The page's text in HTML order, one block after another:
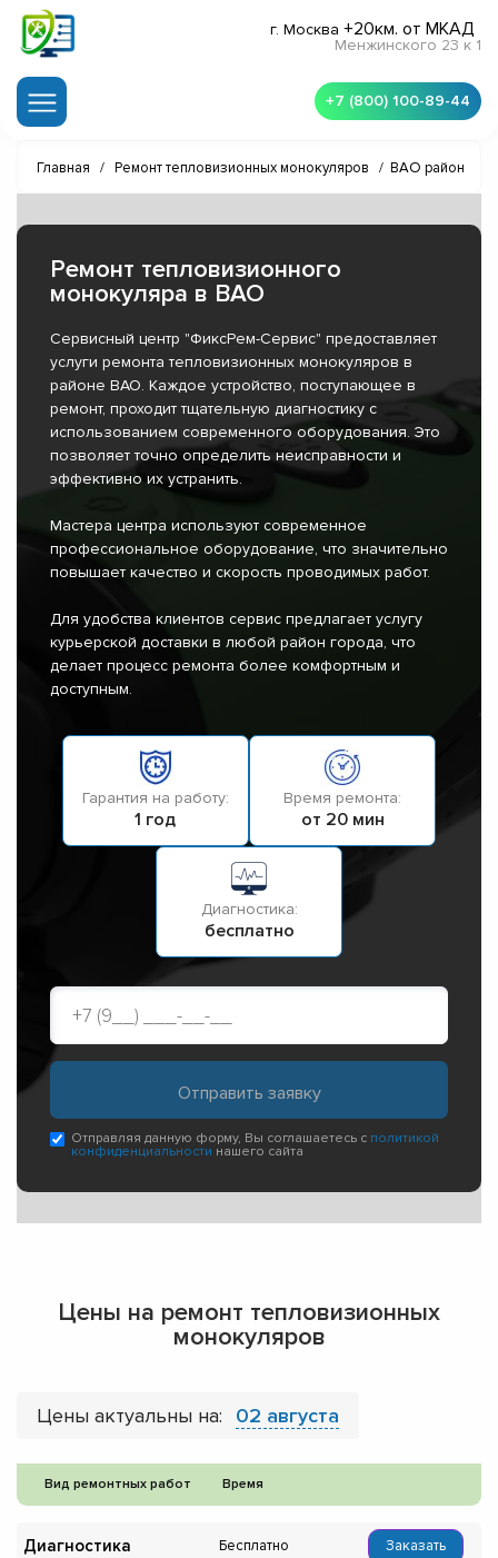
г. Москва +20км. от МКАД
Менжинского 23 к 1
+7 (800) 100-89-44
Главная / Ремонт тепловизионных монокуляров / ВАО район
Ремонт тепловизионного
монокуляра в ВАО
Сервисный центр "ФиксРем-Сервис" предоставляет
услуги ремонта тепловизионных монокуляров в
районе ВАО. Каждое устройство, поступающее в
ремонт, проходит тщательную диагностику с
использованием современного оборудования. Это
позволяет точно определить неисправности и
эффективно их устранить.
Мастера центра используют современное
профессиональное оборудование, что значительно
повышает качество и скорость проводимых работ.
Для удобства клиентов сервис предлагает услугу
курьерской доставки в любой район города, что
делает процесс ремонта более комфортным и
доступным.
Гарантия на работу:
1 год
Время ремонта:
от 20 мин
Диагностика:
бесплатно
Отправляя данную форму, Вы соглашаетесь с политикой
конфиденциальности нашего сайта
Цены на ремонт тепловизионных
монокуляров
Цены актуальны на: 02 августа
Вид ремонтных работ Время
Диагностика Бесплатно Заказать